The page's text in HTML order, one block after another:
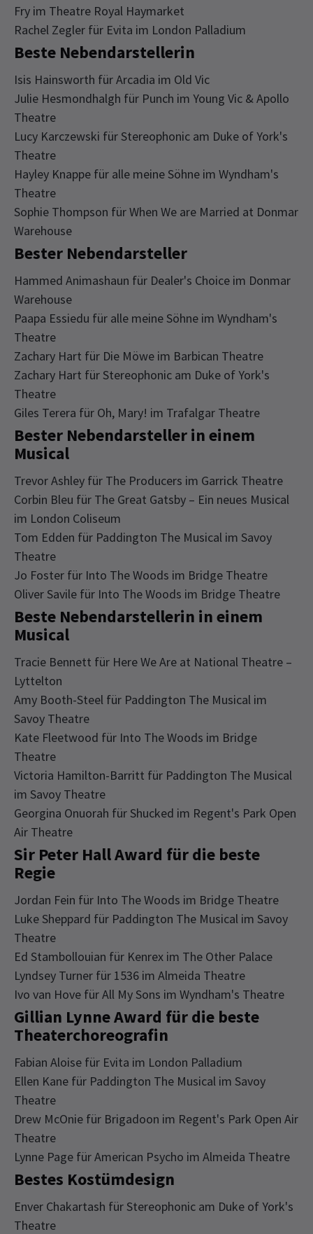
Fry im Theatre Royal Haymarket
Rachel Zegler für Evita im London Palladium
Beste Nebendarstellerin
Isis Hainsworth für Arcadia im Old Vic
Julie Hesmondhalgh für Punch im Young Vic & Apollo
Theatre
Lucy Karczewski für Stereophonic am Duke of York's
Theatre
Hayley Knappe für alle meine Söhne im Wyndham's
Theatre
Sophie Thompson für When We are Married at Donmar
Warehouse
Bester Nebendarsteller
Hammed Animashaun für Dealer's Choice im Donmar
Warehouse
Paapa Essiedu für alle meine Söhne im Wyndham's
Theatre
Zachary Hart für Die Möwe im Barbican Theatre
Zachary Hart für Stereophonic am Duke of York's
Theatre
Giles Terera für Oh, Mary! im Trafalgar Theatre
Bester Nebendarsteller in einem
Musical
Trevor Ashley für The Producers im Garrick Theatre
Corbin Bleu für The Great Gatsby – Ein neues Musical
im London Coliseum
Tom Edden für Paddington The Musical im Savoy
Theatre
Jo Foster für Into The Woods im Bridge Theatre
Oliver Savile für Into The Woods im Bridge Theatre
Beste Nebendarstellerin in einem
Musical
Tracie Bennett für Here We Are at National Theatre –
Lyttelton
Amy Booth-Steel für Paddington The Musical im
Savoy Theatre
Kate Fleetwood für Into The Woods im Bridge
Theatre
Victoria Hamilton-Barritt für Paddington The Musical
im Savoy Theatre
Georgina Onuorah für Shucked im Regent's Park Open
Air Theatre
Sir Peter Hall Award für die beste
Regie
Jordan Fein für Into The Woods im Bridge Theatre
Luke Sheppard für Paddington The Musical im Savoy
Theatre
Ed Stambollouian für Kenrex im The Other Palace
Lyndsey Turner für 1536 im Almeida Theatre
Ivo van Hove für All My Sons im Wyndham's Theatre
Gillian Lynne Award für die beste
Theaterchoreografin
Fabian Aloise für Evita im London Palladium
Ellen Kane für Paddington The Musical im Savoy
Theatre
Drew McOnie für Brigadoon im Regent's Park Open Air
Theatre
Lynne Page für American Psycho im Almeida Theatre
Bestes Kostümdesign
Enver Chakartash für Stereophonic am Duke of York's
Theatre